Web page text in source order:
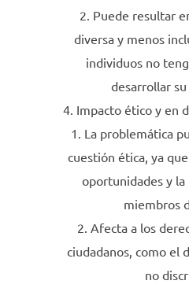
Puede resultar
diversa y menos
individuos no
desarrollar
Impacto ético y en
La problemática
cuestión ética, ya
oportunidades y
miembros
Afecta a los
ciudadanos, como el
no